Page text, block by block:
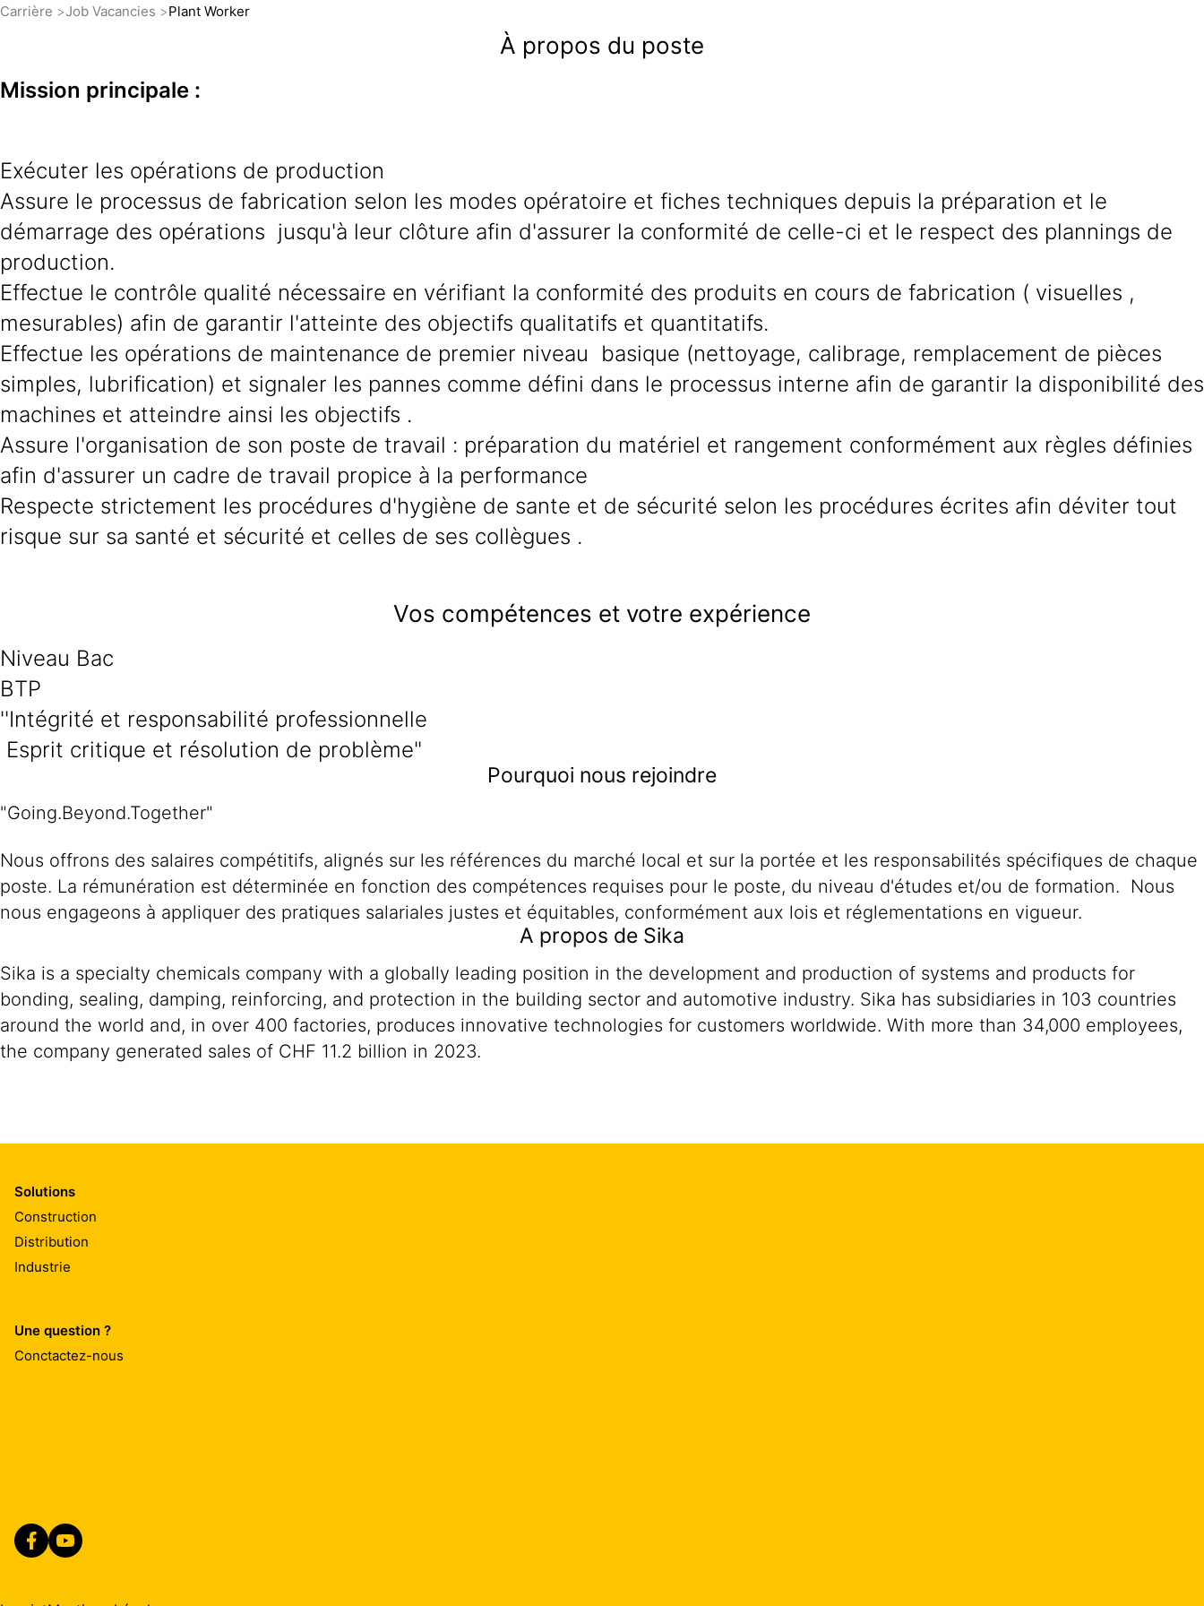
Carrière Job Vacancies Plant Worker
À propos du poste
Mission principale :
Exécuter les opérations de production
Assure le processus de fabrication selon les modes opératoire et fiches techniques depuis la préparation et le
démarrage des opérations jusqu'à leur clôture afin d'assurer la conformité de celle-ci et le respect des plannings de
production.
Effectue le contrôle qualité nécessaire en vérifiant la conformité des produits en cours de fabrication ( visuelles ,
mesurables) afin de garantir l'atteinte des objectifs qualitatifs et quantitatifs.
Effectue les opérations de maintenance de premier niveau basique (nettoyage, calibrage, remplacement de pièces
simples, lubrification) et signaler les pannes comme défini dans le processus interne afin de garantir la disponibilité des
machines et atteindre ainsi les objectifs .
Assure l'organisation de son poste de travail : préparation du matériel et rangement conformément aux règles définies
afin d'assurer un cadre de travail propice à la performance
Respecte strictement les procédures d'hygiène de sante et de sécurité selon les procédures écrites afin déviter tout
risque sur sa santé et sécurité et celles de ses collègues .
Vos compétences et votre expérience
Niveau Bac
BTP
''Intégrité et responsabilité professionnelle
Esprit critique et résolution de problème"
Pourquoi nous rejoindre
"Going.Beyond.Together"
Nous offrons des salaires compétitifs, alignés sur les références du marché local et sur la portée et les responsabilités spécifiques de chaque
poste. La rémunération est déterminée en fonction des compétences requises pour le poste, du niveau d'études et/ou de formation. Nous
nous engageons à appliquer des pratiques salariales justes et équitables, conformément aux lois et réglementations en vigueur.
A propos de Sika
Sika is a specialty chemicals company with a globally leading position in the development and production of systems and products for
bonding, sealing, damping, reinforcing, and protection in the building sector and automotive industry. Sika has subsidiaries in 103 countries
around the world and, in over 400 factories, produces innovative technologies for customers worldwide. With more than 34,000 employees,
the company generated sales of CHF 11.2 billion in 2023.
Solutions
Construction
Distribution
Industrie
Une question ?
Conctactez-nous